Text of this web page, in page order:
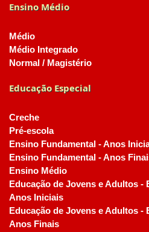
Ensino Médio
Médio
Médio Integrado
Normal / Magistério
Educação Especial
Creche
Pré-escola
Ensino Fundamental - Anos
Ensino Fundamental - Anos
Ensino Médio
Educação de Jovens e Adultos -
Anos Iniciais
Educação de Jovens e Adultos -
Anos Finais